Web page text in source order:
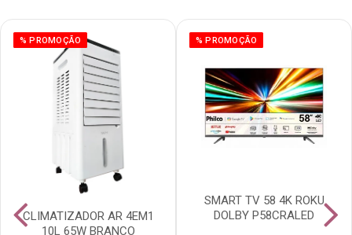
% PROMOÇÃO
CLIMATIZADOR AR 4EM1
10L 65W BRANCO
% PROMOÇÃO
SMART TV 58 4K ROKU
DOLBY P58CRALED